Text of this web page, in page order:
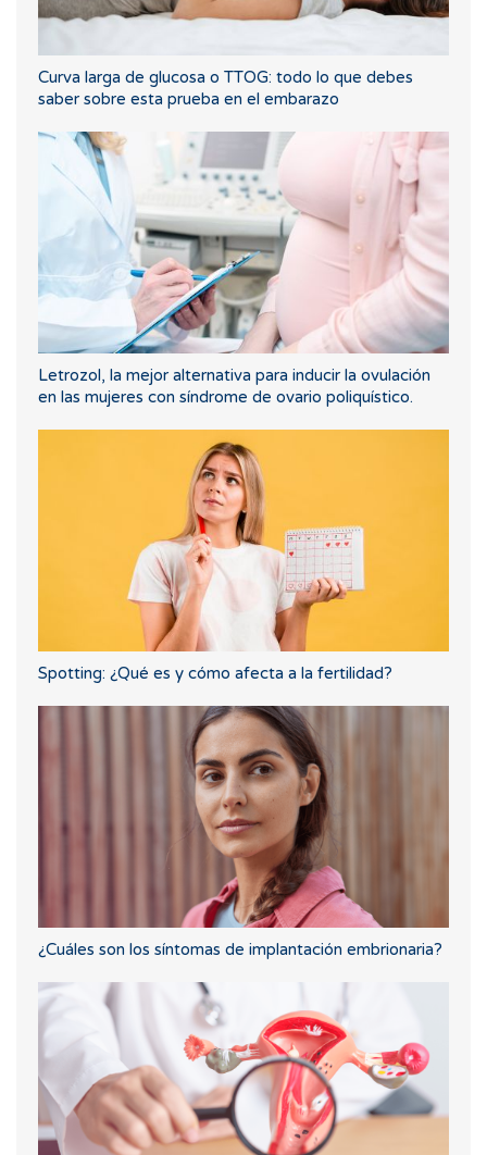
Curva larga de glucosa o TTOG: todo lo que debes
saber sobre esta prueba en el embarazo
Letrozol, la mejor alternativa para inducir la ovulación
en las mujeres con síndrome de ovario poliquístico.
Spotting: ¿Qué es y cómo afecta a la fertilidad?
¿Cuáles son los síntomas de implantación embrionaria?